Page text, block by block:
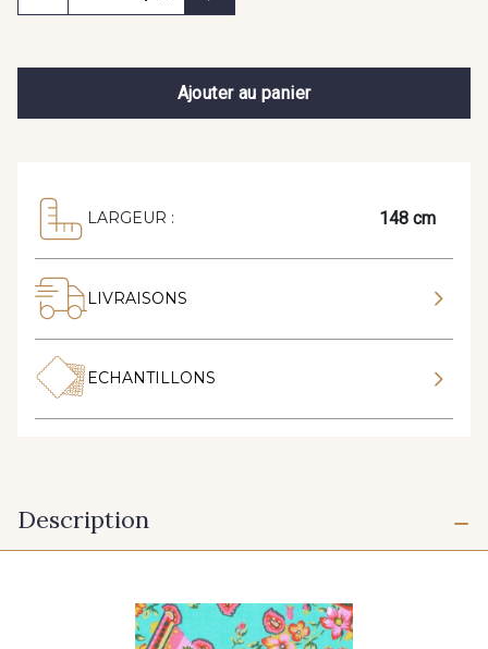
Ajouter au panier
LARGEUR : 148 cm
LIVRAISONS
ECHANTILLONS
Description